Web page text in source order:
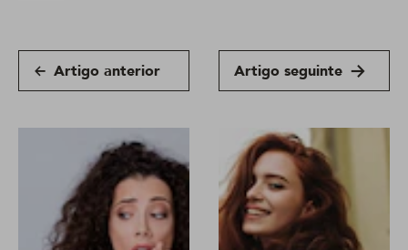
Artigo anterior Artigo seguinte